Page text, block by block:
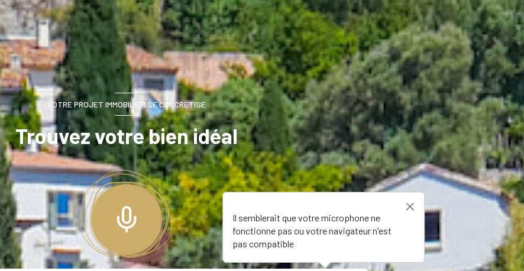
VOTRE PROJET IMMOBILIER SE CONCRÉTISE
Trouvez votre bien idéal
Il semblerait que votre microphone ne
fonctionne pas ou votre navigateur n'est
pas compatible